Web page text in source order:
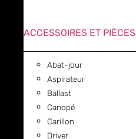
ACCESSOIRES ET PIÈCES
Abat-jour
Aspirateur
Ballast
Canopé
Carillon
Driver